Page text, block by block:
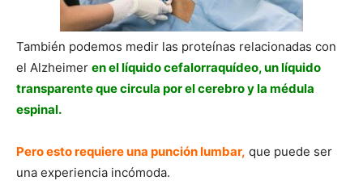
También podemos medir las proteínas relacionadas con
el Alzheimer en el líquido cefalorraquídeo, un líquido
transparente que circula por el cerebro y la médula
espinal.
Pero esto requiere una punción lumbar, que puede ser
una experiencia incómoda.